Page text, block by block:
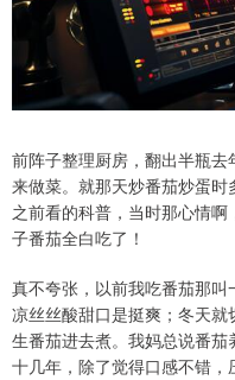
前阵子整理厨房，翻出半瓶
来做菜。就那天炒番茄炒蛋
之前看的科普，当时那心情
子番茄全白吃了！
真不夸张，以前我吃番茄那叫
凉丝丝酸甜口是挺爽；冬天
生番茄进去煮。我妈总说番
十几年，除了觉得口感不错，